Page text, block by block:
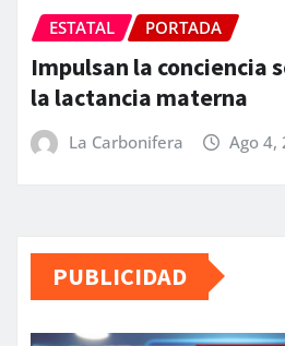
ESTATAL PORTADA
Impulsan la conciencia
la lactancia materna
La Carbonifera Ago 4,
PUBLICIDAD